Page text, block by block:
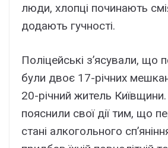
люди, хлопці починають
додають гучності.
Поліцейські з’ясували, що
були двоє 17-річних
20-річний житель
пояснили свої дії тим, що
стані алкогольного